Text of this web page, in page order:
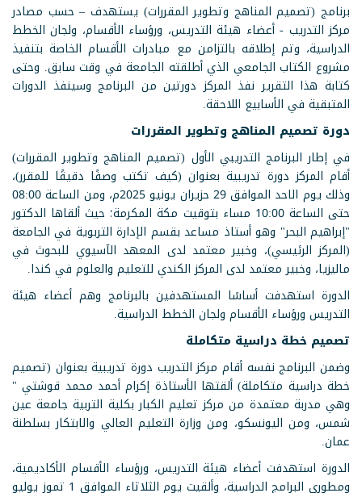
برنامج (تصميم المناهج وتطوير المقررات) يستهدف – حسب مصادر
مركز التدريب - أعضاء هيئة التدريس، ورؤساء الأقسام، ولجان الخطط
الدراسية، وتم إطلاقه بالتزامن مع مبادرات الأقسام الخاصة بتنفيذ
مشروع الكتاب الجامعي الذي أطلقته الجامعة في وقت سابق. وحتى
كتابة هذا التقرير نفذ المركز دورتين من البرنامج وسينفذ الدورات
المتبقية في الأسابيع اللاحقة.
دورة تصميم المناهج وتطوير المقررات
في إطار البرنامج التدريبي الأول (تصميم المناهج وتطوير المقررات)
أقام المركز دورة تدريبية بعنوان (كيف تكتب وصفًا دقيقًا للمقرر)،
وذلك يوم الاحد الموافق 29 حزيران يونيو 2025م، ومن الساعة 08:00
حتى الساعة 10:00 مساء بتوقيت مكة المكرمة؛ حيث ألقاها الدكتور
"إبراهيم البحر" وهو أستاذ مساعد بقسم الإدارة التربوية في الجامعة
(المركز الرئيسي)، وخبير معتمد لدى المعهد الآسيوي للبحوث في
ماليزيا، وخبير معتمد لدى المركز الكندي للتعليم والعلوم في كندا.
الدورة استهدفت أساسًا المستهدفين بالبرنامج وهم أعضاء هيئة
التدريس ورؤساء الأقسام ولجان الخطط الدراسية.
تصميم خطة دراسية متكاملة
وضمن البرنامج نفسه أقام مركز التدريب دورة تدريبية بعنوان (تصميم
خطة دراسية متكاملة) ألقتها الأستاذة إكرام أحمد محمد قوشتي "
وهي مدربة معتمدة من مركز تعليم الكبار بكلية التربية جامعة عين
شمس، ومن اليونسكو، ومن وزارة التعليم العالي والابتكار بسلطنة
عمان.
الدورة استهدفت أعضاء هيئة التدريس، ورؤساء الأقسام الأكاديمية،
ومطوري البرامج الدراسية، وألقيت يوم الثلاثاء الموافق 1 تموز يوليو